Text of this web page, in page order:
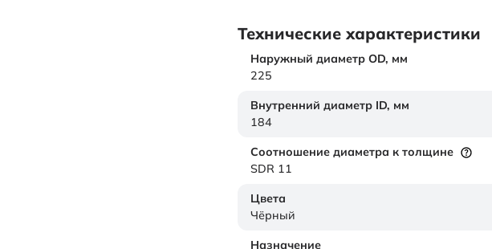
Технические характеристики
Наружный диаметр OD, мм
225
Внутренний диаметр ID, мм
184
Соотношение диаметра к толщине
SDR 11
Цвета
Чёрный
Назначение